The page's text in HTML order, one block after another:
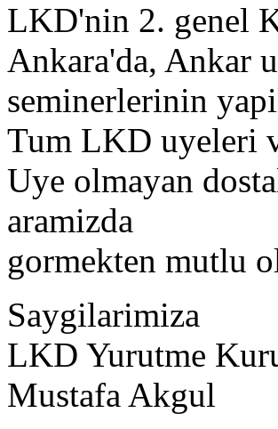
LKD'nin 2. genel
Ankara'da, Ankar
seminerlerinin
Tum LKD uyeleri
Uye olmayan
aramizda
gormekten mutlu
Saygilarimiza
LKD Yurutme
Mustafa Akgul